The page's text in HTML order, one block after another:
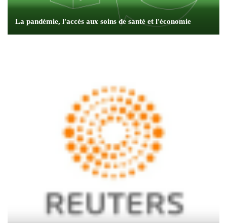
La pandémie, l'accès aux soins de santé et l'économie